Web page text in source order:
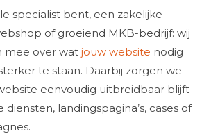
specialist bent, een zakelijke
of groeiend MKB-bedrijf: wij
mee over wat jouw website nodig
te staan. Daarbij zorgen we
eenvoudig uitbreidbaar blijft
landingspagina’s, cases of